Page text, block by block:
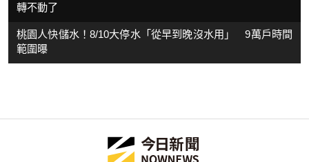
轉不動了
桃園人快儲水！8/10大停水「從早到晚沒水用」 9萬戶時間
範圍曝